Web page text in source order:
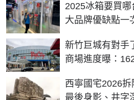
2025冰箱要買
大品牌優缺點一
新竹巨城有對手
商場進度曝：
西寧國宅2026
最後身影、井字